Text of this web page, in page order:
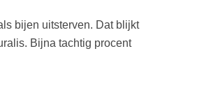
bijen uitsterven. Dat blijkt
Bijna tachtig procent